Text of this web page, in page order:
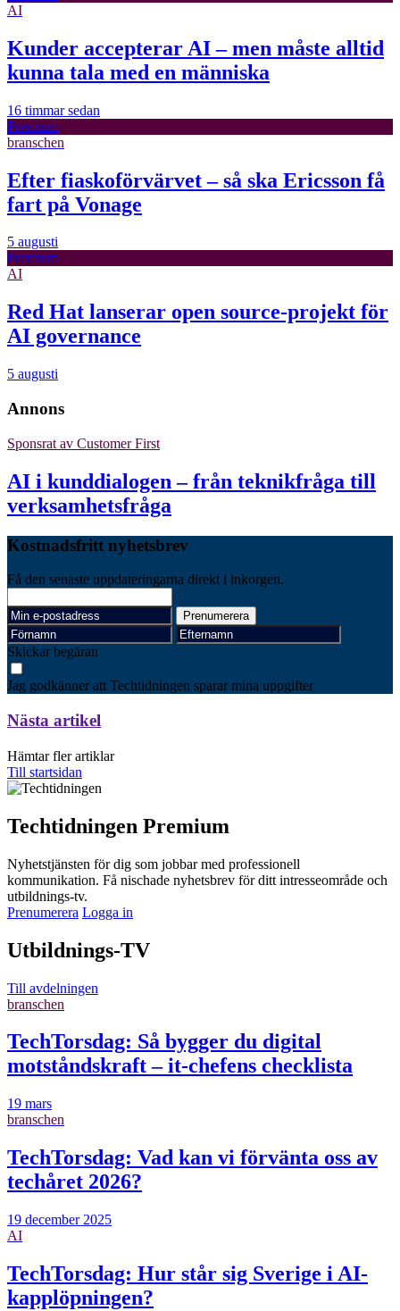
AI
Kunder accepterar AI – men måste alltid
kunna tala med en människa
16 timmar sedan
Premium
branschen
Efter fiaskoförvärvet – så ska Ericsson få
fart på Vonage
5 augusti
Premium
AI
Red Hat lanserar open source-projekt för
AI governance
5 augusti
Annons
Sponsrat av Customer First
AI i kunddialogen – från teknikfråga till
verksamhetsfråga
Kostnadsfritt nyhetsbrev
Få den senaste uppdateringarna direkt i inkorgen.
Skickar begäran
Jag godkänner att Techtidningen sparar mina uppgifter
Nästa artikel
Hämtar fler artiklar
Till startsidan
Techtidningen Premium
Nyhetstjänsten för dig som jobbar med professionell
kommunikation. Få nischade nyhetsbrev för ditt intresseområde och
utbildnings-tv.
Prenumerera Logga in
Utbildnings-TV
Till avdelningen
branschen
TechTorsdag: Så bygger du digital
motståndskraft – it-chefens checklista
19 mars
branschen
TechTorsdag: Vad kan vi förvänta oss av
techåret 2026?
19 december 2025
AI
TechTorsdag: Hur står sig Sverige i AI-
kapplöpningen?